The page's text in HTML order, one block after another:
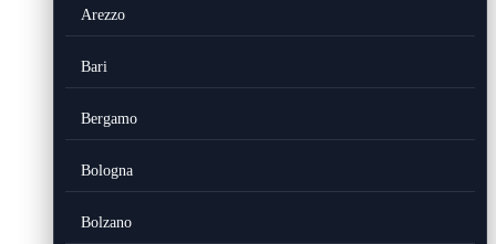
Arezzo
Bari
Bergamo
Bologna
Bolzano